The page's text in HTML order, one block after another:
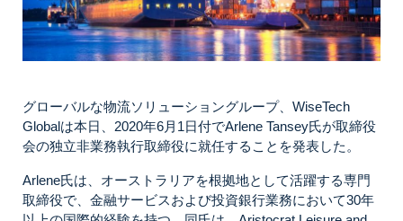
グローバルな物流ソリューショングループ、WiseTech
Globalは本日、2020年6月1日付でArlene Tansey氏が取締役
会の独立非業務執行取締役に就任することを発表した。
Arlene氏は、オーストラリアを根拠地として活躍する専門
取締役で、金融サービスおよび投資銀行業務において30年